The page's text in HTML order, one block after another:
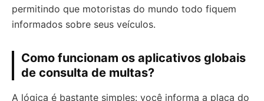
permitindo que motoristas do mundo todo fiquem
informados sobre seus veículos.
Como funcionam os aplicativos globais
de consulta de multas?
A lógica é bastante simples: você informa a placa do